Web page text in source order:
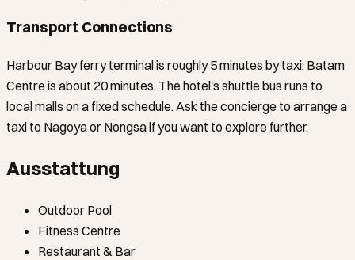
Transport Connections
Harbour Bay ferry terminal is roughly 5 minutes by taxi; Batam
Centre is about 20 minutes. The hotel's shuttle bus runs to
local malls on a fixed schedule. Ask the concierge to arrange a
taxi to Nagoya or Nongsa if you want to explore further.
Ausstattung
Outdoor Pool
Fitness Centre
Restaurant & Bar